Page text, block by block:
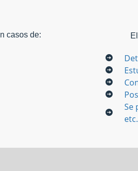
casos de:
Se
etc.